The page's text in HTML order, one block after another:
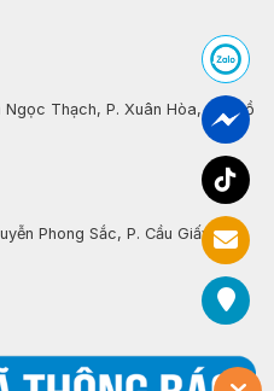
Thạch, P. Xuân Hòa, Tp. Hồ
Phong Sắc, P. Cầu Giấy, Hà